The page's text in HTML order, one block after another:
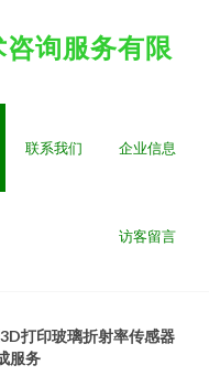
询服务有限
联系我们 企业信息
访客留言
打印玻璃折射率传感器
服务